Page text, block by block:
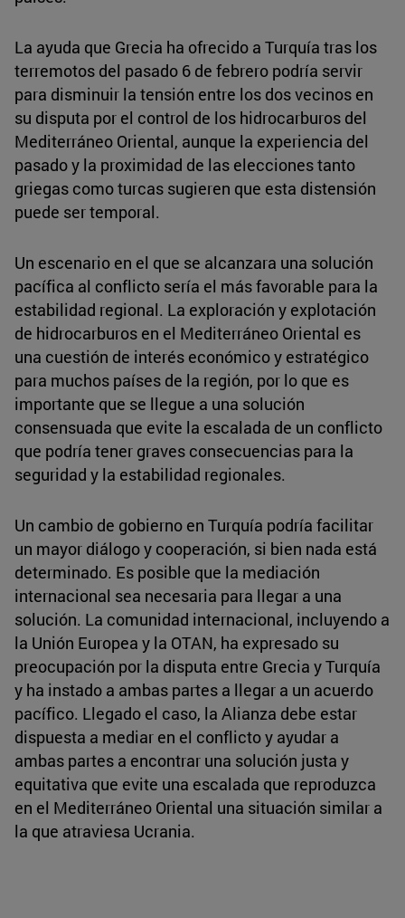
La ayuda que Grecia ha ofrecido a Turquía tras los
terremotos del pasado 6 de febrero podría servir
para disminuir la tensión entre los dos vecinos en
su disputa por el control de los hidrocarburos del
Mediterráneo Oriental, aunque la experiencia del
pasado y la proximidad de las elecciones tanto
griegas como turcas sugieren que esta distensión
puede ser temporal.
Un escenario en el que se alcanzara una solución
pacífica al conflicto sería el más favorable para la
estabilidad regional. La exploración y explotación
de hidrocarburos en el Mediterráneo Oriental es
una cuestión de interés económico y estratégico
para muchos países de la región, por lo que es
importante que se llegue a una solución
consensuada que evite la escalada de un conflicto
que podría tener graves consecuencias para la
seguridad y la estabilidad regionales.
Un cambio de gobierno en Turquía podría facilitar
un mayor diálogo y cooperación, si bien nada está
determinado. Es posible que la mediación
internacional sea necesaria para llegar a una
solución. La comunidad internacional, incluyendo a
la Unión Europea y la OTAN, ha expresado su
preocupación por la disputa entre Grecia y Turquía
y ha instado a ambas partes a llegar a un acuerdo
pacífico. Llegado el caso, la Alianza debe estar
dispuesta a mediar en el conflicto y ayudar a
ambas partes a encontrar una solución justa y
equitativa que evite una escalada que reproduzca
en el Mediterráneo Oriental una situación similar a
la que atraviesa Ucrania.